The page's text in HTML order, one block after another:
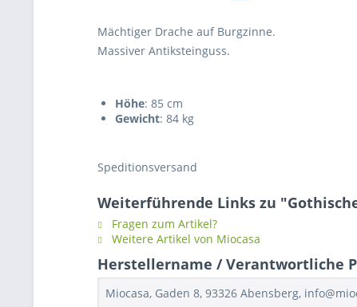
Mächtiger Drache auf Burgzinne.
Massiver Antiksteinguss.
Höhe: 85 cm
Gewicht: 84 kg
Speditionsversand
Weiterführende Links zu
Fragen zum Artikel?
Weitere Artikel von Miocasa
Herstellername / Verantwortliche
Miocasa, Gaden 8, 93326 Abensberg,